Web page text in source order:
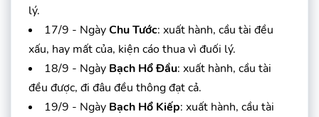
lý.
17/9 - NgàyChu Tước: xuất hành, cầu tài đều
xấu, hay mất của, kiện cáo thua vì đuối lý.
18/9 - Ngày Bạch Hổ Đầu: xuất hành, cầu tài
đều được, đi đâu đều thông đạt cả.
19/9 - Ngày Bạch Hổ Kiếp: xuất hành, cầu tài